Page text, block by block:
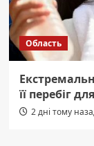
Область
її перебіг
2 дні тому